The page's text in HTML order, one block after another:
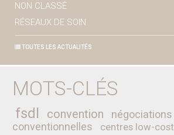
NON CLASSÉ
RÉSEAUX DE SOIN
TOUTES LES ACTUALITÉS
MOTS-CLÉS
fsdl convention
négociations
conventionnelles
centres low-cost